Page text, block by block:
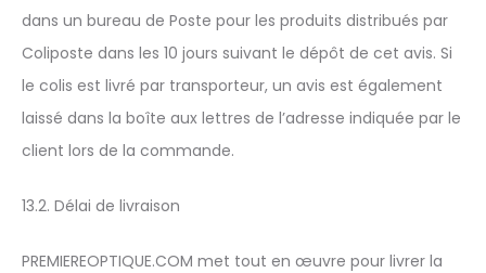
dans un bureau de Poste pour les produits distribués par
Coliposte dans les 10 jours suivant le dépôt de cet avis. Si
le colis est livré par transporteur, un avis est également
laissé dans la boîte aux lettres de l’adresse indiquée par le
client lors de la commande.
13.2. Délai de livraison
PREMIEREOPTIQUE.COM met tout en œuvre pour livrer la